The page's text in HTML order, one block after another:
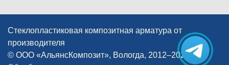
Стеклопластиковая композитная арматура от
производителя
© ООО «АльянсКомпозит», Вологда, 2012–2026
|